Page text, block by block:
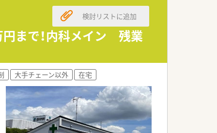
円まで！内科メイン 残業
検討リストに追加
大手チェーン以外 在宅